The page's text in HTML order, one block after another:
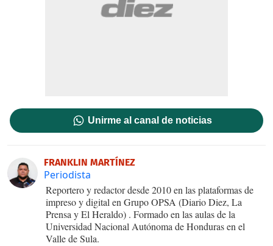
Unirme al canal de noticias
FRANKLIN MARTÍNEZ
Periodista
Reportero y redactor desde 2010 en las plataformas de
impreso y digital en Grupo OPSA (Diario Diez, La
Prensa y El Heraldo) . Formado en las aulas de la
Universidad Nacional Autónoma de Honduras en el
Valle de Sula.